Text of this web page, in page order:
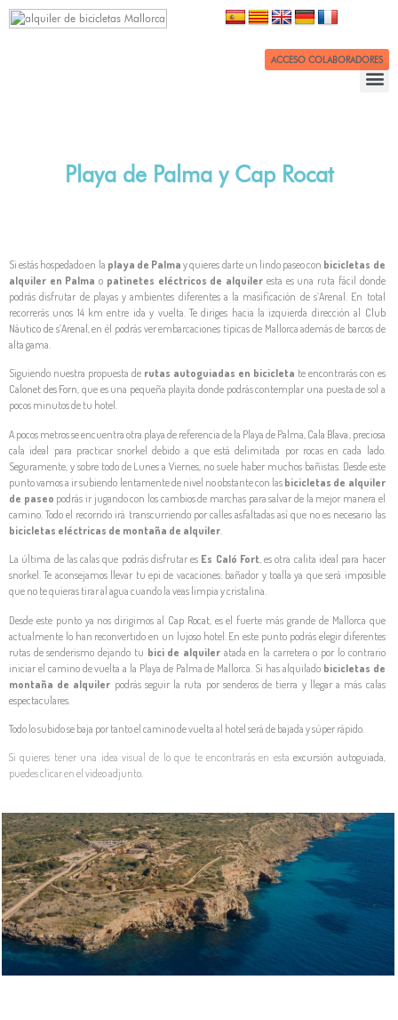
ACCESO COLABORADORES
Playa de Palma y Cap Rocat
Si estás hospedado en la playa de Palma y quieres darte un lindo paseo con bicicletas de
alquiler en Palma o patinetes eléctricos de alquiler esta es una ruta fácil donde
podrás disfrutar de playas y ambientes diferentes a la masificación de s’Arenal. En total
recorrerás unos 14 km entre ida y vuelta. Te diriges hacia la izquierda dirección al Club
Náutico de s’Arenal , en él podrás ver embarcaciones típicas de Mallorca además de barcos de
alta gama.
Siguiendo nuestra propuesta derutas autoguiadas en bicicleta te encontrarás con es
Calonet des Forn, que es una pequeña playita donde podrás contemplar una puesta de sol a
pocos minutos de tu hotel.
A pocos metros se encuentra otra playa de referencia de la Playa de Palma, Cala Blava , preciosa
cala ideal para practicar snorkel debido a que está delimitada por rocas en cada lado.
Seguramente, y sobre todo de Lunes a Viernes, no suele haber muchos bañistas. Desde este
punto vamos a ir subiendo lentamente de nivel no obstante con las bicicletas de alquiler
de paseo podrás ir jugando con los cambios de marchas para salvar de la mejor manera el
camino. Todo el recorrido irá transcurriendo por calles asfaltadas así que no es necesario las
bicicletas eléctricas de montaña de alquiler
La última de las calas que podrás disfrutar es Es Caló Fort, es otra calita ideal para hacer
snorkel. Te aconsejamos llevar tu epi de vacaciones: bañador y toalla ya que será imposible
que no te quieras tirar al agua cuando la veas limpia y cristalina.
Desde este punto ya nos dirigimos al Cap Rocat, es el fuerte más grande de Mallorca que
actualmente lo han reconvertido en un lujoso hotel. En este punto podrás elegir diferentes
rutas de senderismo dejando tu bici de alquileratada en la carretera o por lo contrario
iniciar el camino de vuelta a la Playa de Palma de Mallorca. Si has alquilado bicicletas de
montaña de alquiler podrás seguir la ruta por senderos de tierra y llegar a más calas
espectaculares.
Todo lo subido se baja por tanto el camino de vuelta al hotel será de bajada y súper rápido.
Si quieres tener una idea visual de lo que te encontrarás en esta excursión autoguiada,
puedes clicar en el video adjunto.